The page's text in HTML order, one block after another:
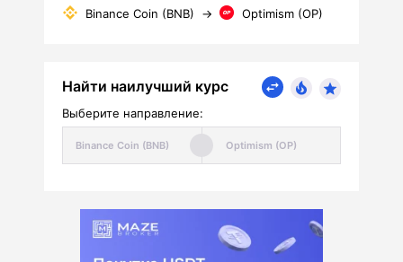
Binance Coin (BNB) → Optimism (OP)
Найти наилучший курс
Выберите направление: